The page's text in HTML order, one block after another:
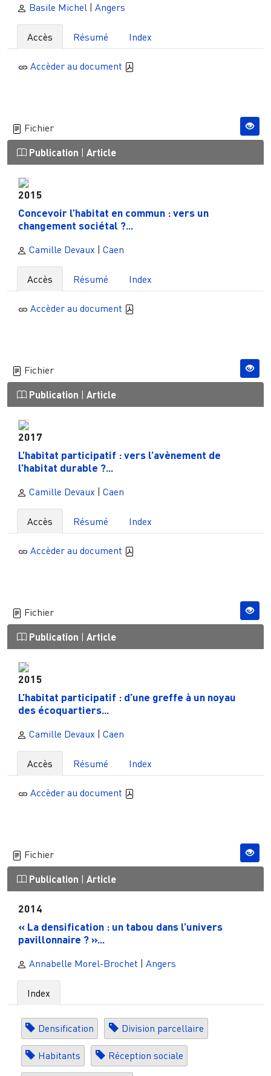
Basile Michel | Angers
Accès Résumé Index
Accèder au document
Fichier
Publication Article
2015
Concevoir l’habitat en commun : vers un
changement sociétal ?...
Camille Devaux | Caen
Accès Résumé Index
Accèder au document
Fichier
Publication Article
2017
L’habitat participatif : vers l’avènement de
l’habitat durable ?...
Camille Devaux | Caen
Accès Résumé Index
Accèder au document
Fichier
Publication Article
2015
L’habitat participatif : d’une greffe à un noyau
des écoquartiers...
Camille Devaux | Caen
Accès Résumé Index
Accèder au document
Fichier
Publication Article
2014
« La densification : un tabou dans l’univers
pavillonnaire ? »...
Annabelle Morel-Brochet | Angers
Index
Densification Division parcellaire
Habitants Réception sociale